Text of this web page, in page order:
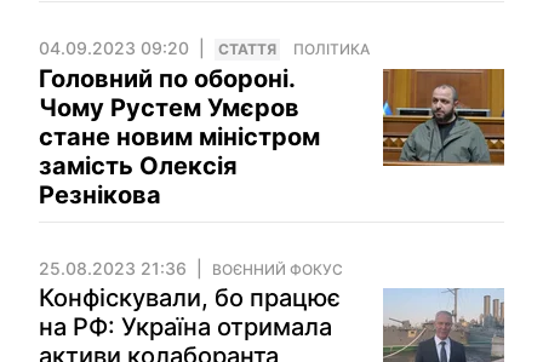
04.09.2023 09:20 СТАТТЯ ПОЛІТИКА
Головний по обороні.
Чому Рустем Умєров
стане новим міністром
замість Олексія
Резнікова
25.08.2023 21:36 ВОЄННИЙ ФОКУС
Конфіскували, бо працює
на РФ: Україна отримала
активи колаборанта